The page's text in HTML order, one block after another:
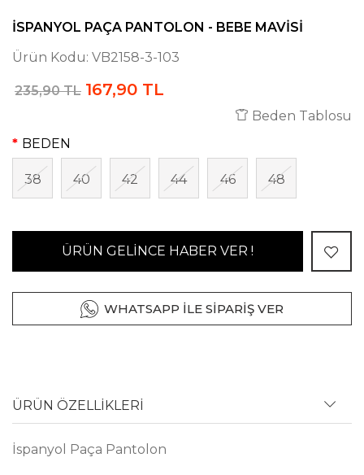
İSPANYOL PAÇA PANTOLON - BEBE MAVISI
Ürün Kodu: VB2158-3-103
235,90 TL 167,90 TL
Beden Tablosu
BEDEN
38 40 42 44 46 48
ÜRÜN GELİNCE HABER VER !
WHATSAPP İLE SİPARİŞ VER
ÜRÜN ÖZELLİKLERİ
İspanyol Paça Pantolon